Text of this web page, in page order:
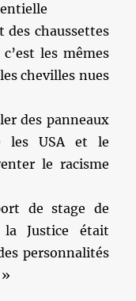
des chaussettes
les mêmes
chevilles nues
des panneaux
les USA et le
le racisme
de stage de
Justice était
personnalités